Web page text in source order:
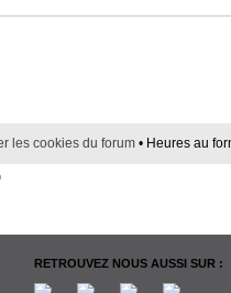
les cookies du forum • Heures au
RETROUVEZ NOUS AUSSI SUR :